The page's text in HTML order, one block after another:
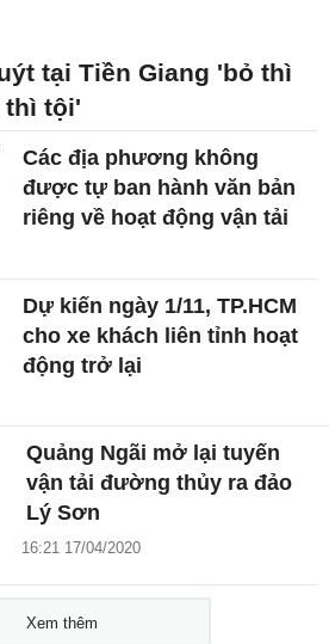
tại Tiền Giang 'bỏ thì
tội'
Các địa phương không
được tự ban hành văn bản
riêng về hoạt động vận tải
Dự kiến ngày 1/11, TP.HCM
cho xe khách liên tỉnh hoạt
động trở lại
Quảng Ngãi mở lại tuyến
vận tải đường thủy ra đảo
Lý Sơn
16:21 17/04/2020
Xem thêm